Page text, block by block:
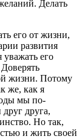
Делать
его от жизни,
развития
его
жизни. Потому
же, как я
мы по-
друга,
Но так,
и жить своей